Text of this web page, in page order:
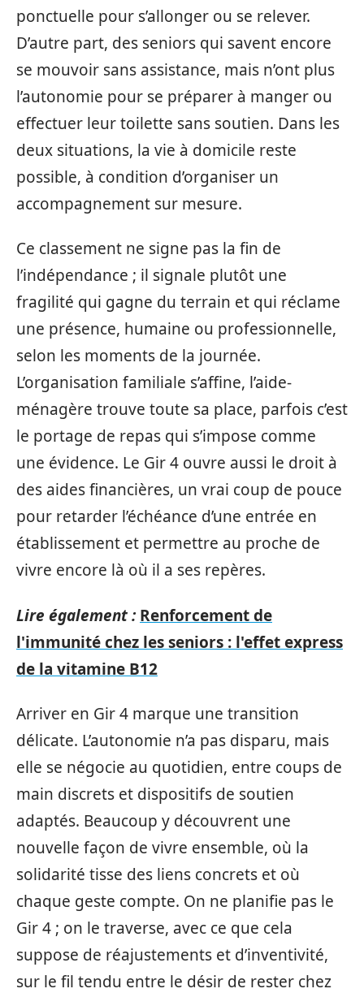
ponctuelle pour s’allonger ou se relever.
D’autre part, des seniors qui savent encore
se mouvoir sans assistance, mais n’ont plus
l’autonomie pour se préparer à manger ou
effectuer leur toilette sans soutien. Dans les
deux situations, la vie à domicile reste
possible, à condition d’organiser un
accompagnement sur mesure.
Ce classement ne signe pas la fin de
l’indépendance ; il signale plutôt une
fragilité qui gagne du terrain et qui réclame
une présence, humaine ou professionnelle,
selon les moments de la journée.
L’organisation familiale s’affine, l’aide-
ménagère trouve toute sa place, parfois c’est
le portage de repas qui s’impose comme
une évidence. Le Gir 4 ouvre aussi le droit à
des aides financières, un vrai coup de pouce
pour retarder l’échéance d’une entrée en
établissement et permettre au proche de
vivre encore là où il a ses repères.
Lire également : Renforcement de
l'immunité chez les seniors : l'effet express
de la vitamine B12
Arriver en Gir 4 marque une transition
délicate. L’autonomie n’a pas disparu, mais
elle se négocie au quotidien, entre coups de
main discrets et dispositifs de soutien
adaptés. Beaucoup y découvrent une
nouvelle façon de vivre ensemble, où la
solidarité tisse des liens concrets et où
chaque geste compte. On ne planifie pas le
Gir 4 ; on le traverse, avec ce que cela
suppose de réajustements et d’inventivité,
sur le fil tendu entre le désir de rester chez